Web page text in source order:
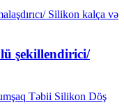
şekillendirici/